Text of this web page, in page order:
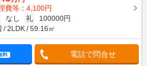
費等：4,100円
なし 礼
100000円
2LDK 59.16㎡
料 電話で問合せ